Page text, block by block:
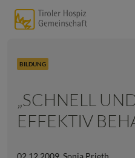
BILDUNG
„SCHNELL
EFFEKTIV
02.12.2009, Sonja Prieth